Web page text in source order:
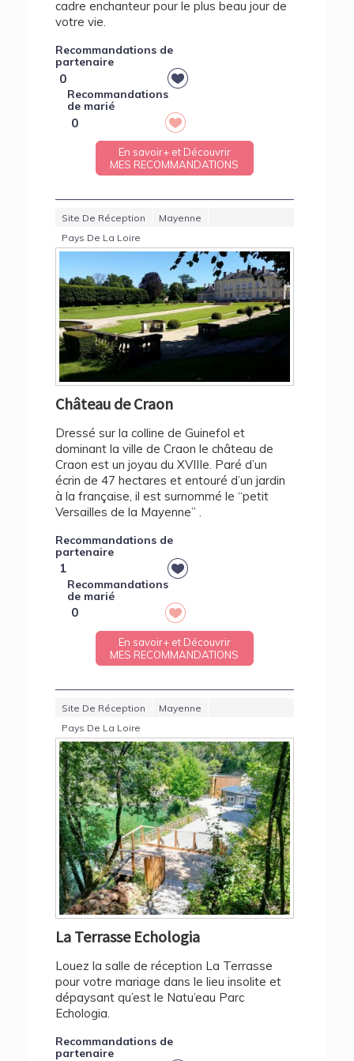
cadre enchanteur pour le plus beau jour de
votre vie.
Recommandations de
partenaire
0
Recommandations
de marié
0
En savoir+ et Découvrir
MES RECOMMANDATIONS
Site De Réception
Mayenne
Pays De La Loire
Château de Craon
Dressé sur la colline de Guinefol et
dominant la ville de Craon le château de
Craon est un joyau du XVIIIe. Paré d’un
écrin de 47 hectares et entouré d’un jardin
à la française, il est surnommé le “petit
Versailles de la Mayenne” .
Recommandations de
partenaire
1
Recommandations
de marié
0
En savoir+ et Découvrir
MES RECOMMANDATIONS
Site De Réception
Mayenne
Pays De La Loire
La Terrasse Echologia
Louez la salle de réception La Terrasse
pour votre mariage dans le lieu insolite et
dépaysant qu’est le Natu’eau Parc
Echologia.
Recommandations de
partenaire